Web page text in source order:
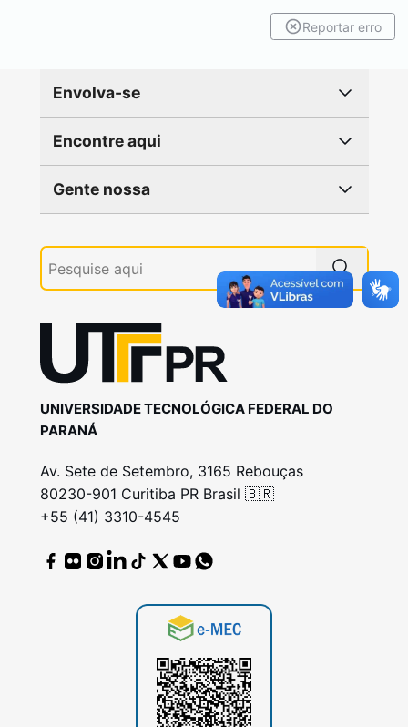
Reportar erro
Envolva-se
Encontre aqui
Gente nossa
UNIVERSIDADE TECNOLÓGICA FEDERAL DO
PARANÁ
Av. Sete de Setembro, 3165 Rebouças
80230-901 Curitiba PR Brasil 🇧🇷
+55 (41) 3310-4545